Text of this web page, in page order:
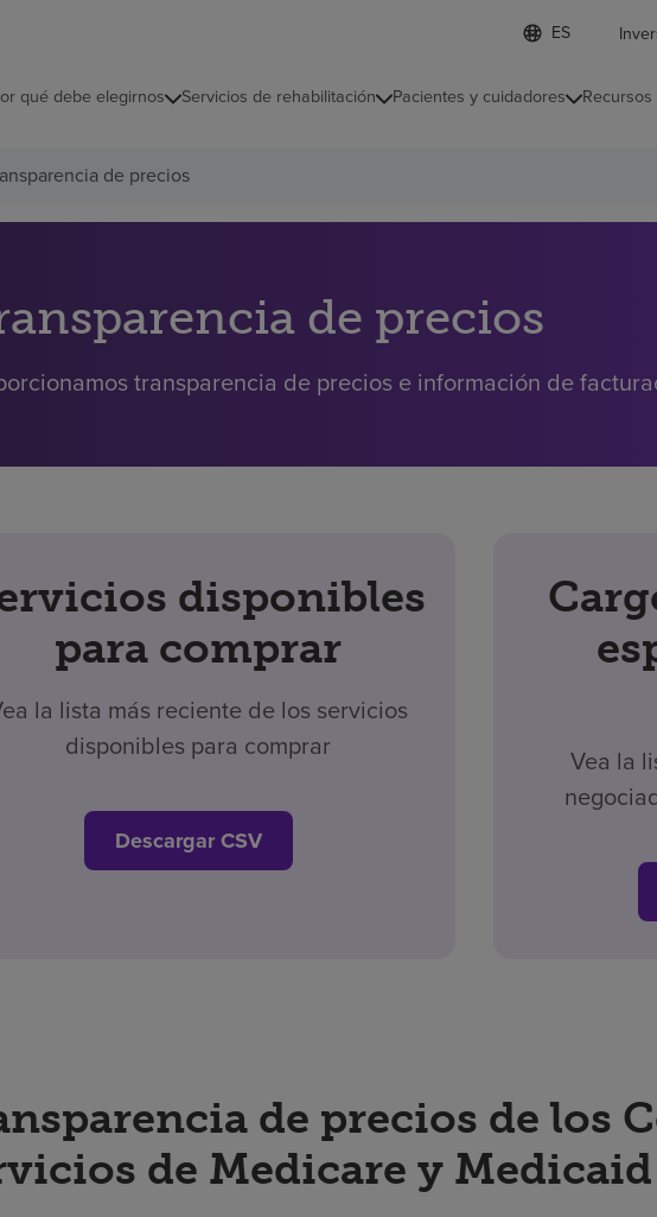
Lista
de
contraída
d
o
e
o
n
d
qué debe elegirnos Servicios de rehabilitación Pacientes y cuidadores
de precios
de precios
transparencia de precios e información de
disponibles
para comprar
la lista más reciente de los servicios
disponibles para comprar
Descargar CSV
Vea la
de precios de los
de Medicare y Medicaid